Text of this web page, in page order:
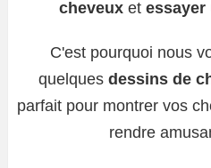
cheveuxet essayer
C'est pourquoi nous
quelques dessins de
parfait pour montrer vos
rendre